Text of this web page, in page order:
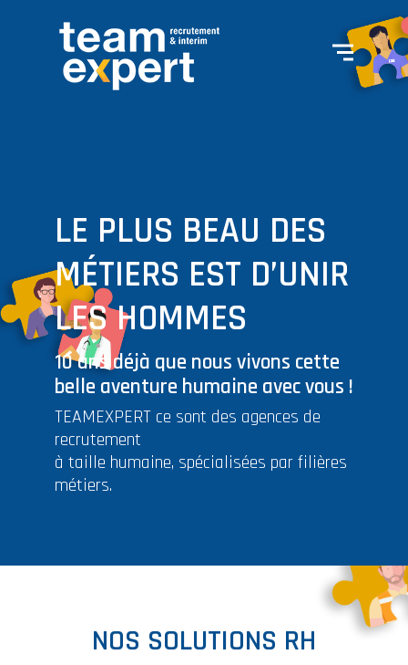
LE PLUS BEAU DES
MÉTIERS EST D’UNIR
LES HOMMES
10 ans déjà que nous vivons cette
belle aventure humaine avec vous !
TEAMEXPERT ce sont des agences de
recrutement
à taille humaine, spécialisées par filières
métiers.
NOS SOLUTIONS RH